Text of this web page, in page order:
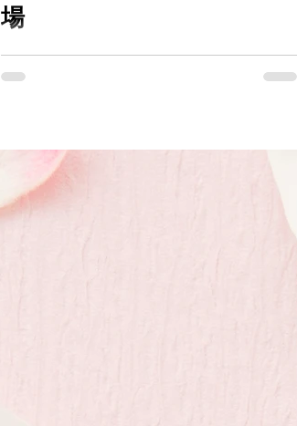
場
慎研工業の製品は、燕三条の伝統技術と最
先端の特許技術が融合した金属加工製品で
ひとつ職人の手によって丁寧に仕上げられ
ています。 すべての製品は、高品質なス
テンレスやチタン素材を使用し、長く安心
して使えるよう設計されています。 NPO